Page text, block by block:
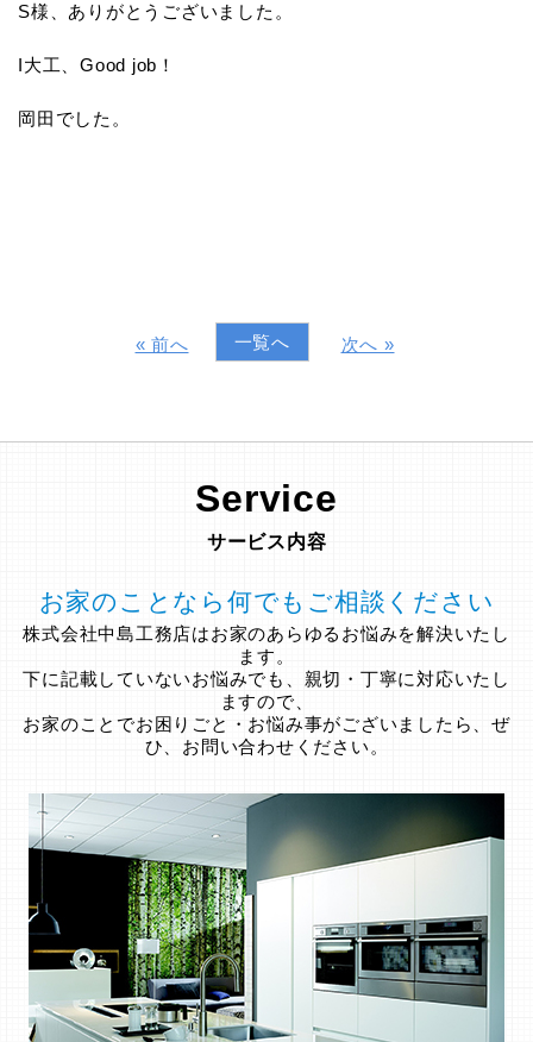
S様、ありがとうございました。
I大工、Good job！
岡田でした。
« 前へ 一覧へ 次へ »
Service
サービス内容
お家のことなら何でもご相談ください
株式会社中島工務店はお家のあらゆるお悩みを解決いたし
ます。
下に記載していないお悩みでも、親切・丁寧に対応いたし
ますので、
お家のことでお困りごと・お悩み事がございましたら、ぜ
ひ、お問い合わせください。